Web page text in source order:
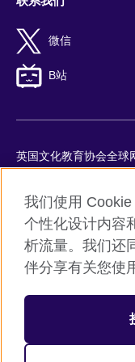
微信
B站
英国文化教育协会全球
Cookie
网站地图
ICP number: 京ICP备
京公网安备
英国文化教育协会是
我们使用 Cookie
个性化设计内容
析流量。我们还
伴分享有关您使